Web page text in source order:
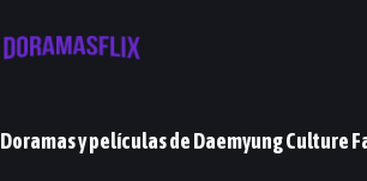
Doramas y películas deDaemyung Culture